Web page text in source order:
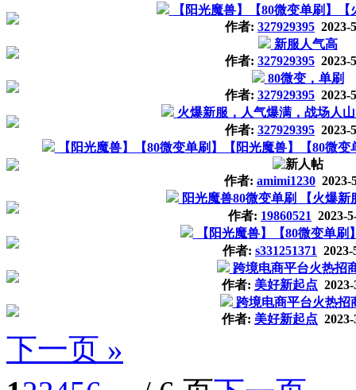
【阳光魔兽】【80微变单刷】【
作者: 327929395 2023-
新服人气高
作者: 327929395 2023-
80微变，单刷
作者: 327929395 2023-
火爆新服，人气爆满，战场人
作者: 327929395 2023-
【阳光魔兽】【80微变单刷】【阳光魔兽】【80微
作者: amimi1230 2023-
阳光魔兽80微变单刷 【火爆新
作者: 19860521 2023-
【阳光魔兽】【80微变单刷
作者: s331251371 2023-
跨境电商平台火热招
作者: 美好新起点
跨境电商平台火热招
作者: 美好新起点
下一页 »